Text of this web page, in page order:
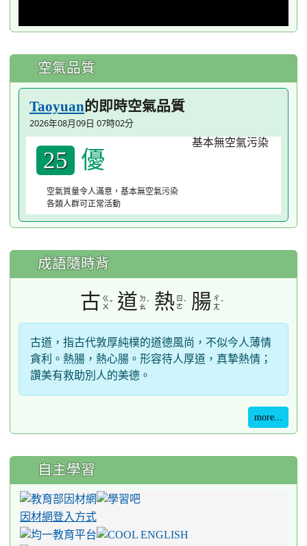
空氣品質
Taoyuan的即時空氣品質
2026年08月09日 07時02分
25 優
空氣質量令人滿意，基本無空氣污染
各類人群可正常活動
成語隨時背
古 ㄍ
ㄨˇ 道 ㄉ
ㄠ ˋ 熱 ㄖ
ㄜˋ 腸 ㄔ
ㄤˊ
古道，指古代敦厚純樸的道德風尚，不似今人薄情
貪利。熱腸，熱心腸。形容待人厚道，真摯熱情；
讚美有救助別人的美德。
more...
自主學習
因材網登入方式